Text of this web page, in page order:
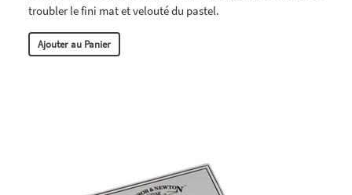
troubler le fini mat et velouté du pastel.
Ajouter au Panier